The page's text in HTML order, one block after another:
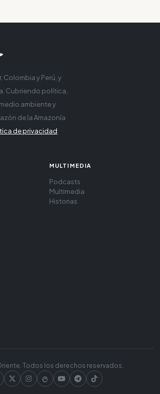
Colombia y Perú, y
Cubriendo política,
ambiente y
de la Amazonía
de privacidad
MULTIMEDIA
Podcasts
Multimedia
Historias
Todos los derechos reservados.